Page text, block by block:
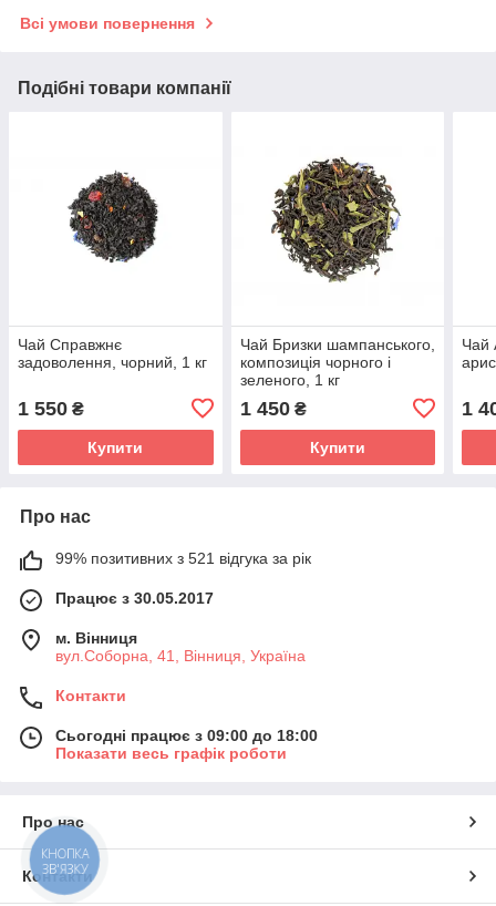
Всі умови повернення
Подібні товари компанії
Чай Справжнє
задоволення, чорний, 1 кг
1 550 ₴
Купити
Чай Бризки шампанського,
композиція чорного і
зеленого, 1 кг
1 450₴
Купити
Чай
1
Про нас
99% позитивних з 521 відгука за рік
Працює з 30.05.2017
м. Вінниця
вул.Соборна, 41, Вінниця, Україна
Контакти
Сьогодні працює з 09:00 до 18:00
Показати весь графік роботи
Про нас
Контакти
КНОПКА
ЗВ'ЯЗКУ